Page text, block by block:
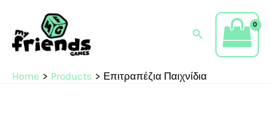
content
Search
Home Products Επιτραπέζια Παιχνίδια